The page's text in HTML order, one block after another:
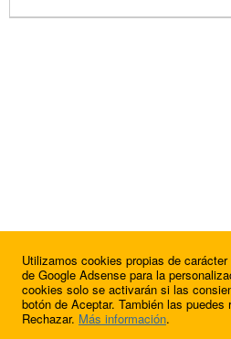
Utilizamos cookies propias de
de Google Adsense para la
cookies solo se activarán si las
botón de Aceptar. También las
Rechazar. Más información.